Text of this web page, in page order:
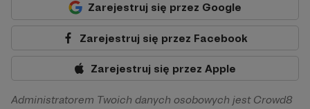
Zarejestruj się przez Google
Zarejestruj się przez Facebook
Zarejestruj się przez Apple
Administratorem Twoich danych osobowych jest Crowd8